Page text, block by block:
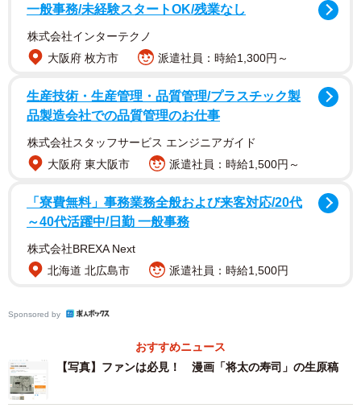
1/5
漫画「将太の寿司」の生原稿が官公庁オークションに（KSI官公庁オーク
ションから引用）
一般事務/未経験スタートOK/残業なし
株式会社インターテクノ
大阪府 枚方市
派遣社員：時給1,300円～
生産技術・生産管理・品質管理/プラスチック製
品製造会社での品質管理のお仕事
株式会社スタッフサービス エンジニアガイド
大阪府 東大阪市
派遣社員：時給1,500円～
「寮費無料」事務業務全般および来客対応/20代
～40代活躍中/日勤 一般事務
株式会社BREXA Next
北海道 北広島市
派遣社員：時給1,500円
Sponsored by
おすすめニュース
【写真】ファンは必見！ 漫画「将太の寿司」の生原稿